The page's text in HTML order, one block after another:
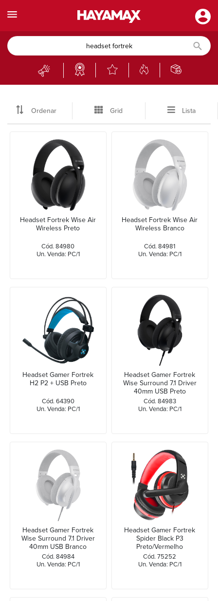
Ordenar Grid Lista
Headset Fortrek Wise Air
Wireless Preto
Cód. 84980
Un. Venda: PC/1
Headset Fortrek Wise Air
Wireless Branco
Cód. 84981
Un. Venda: PC/1
Headset Gamer Fortrek
H2 P2 + USB Preto
Cód. 64390
Un. Venda: PC/1
Headset Gamer Fortrek
Wise Surround 7.1 Driver
40mm USB Preto
Cód. 84983
Un. Venda: PC/1
Headset Gamer Fortrek
Wise Surround 7.1 Driver
40mm USB Branco
Cód. 84984
Un. Venda: PC/1
Headset Gamer Fortrek
Spider Black P3
Preto/Vermelho
Cód. 75252
Un. Venda: PC/1